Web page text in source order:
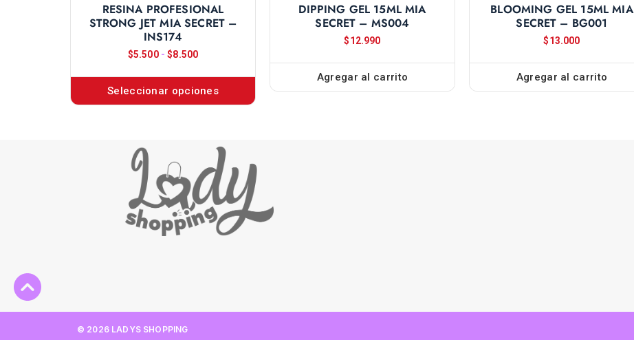
RESINA PROFESIONAL
STRONG JET MIA SECRET –
INS174
$5.500 - $8.500
Seleccionar opciones
DIPPING GEL 15ML MIA
SECRET – MS004
$12.990
Agregar al carrito
BLOOMING GEL 15ML MIA
SECRET – BG001
$13.000
Agregar al carrito
© 2026 LADYS SHOPPING